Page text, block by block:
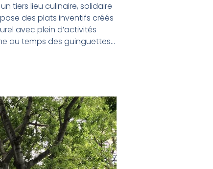
tiers lieu culinaire, solidaire
des plats inventifs créés
avec plein d’activités
au temps des guinguettes…